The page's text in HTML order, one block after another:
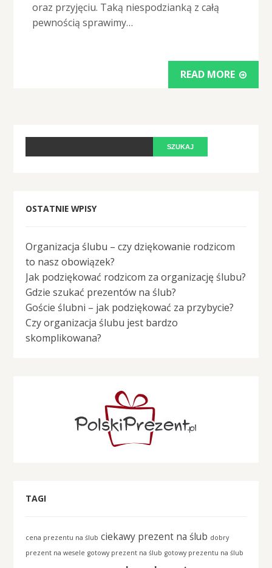
oraz przyjęciu. Taką niespodzianką z całą
pewnością sprawimy…
READ MORE
OSTATNIE WPISY
Organizacja ślubu – czy dziękowanie rodzicom
to nasz obowiązek?
Jak podziękować rodzicom za organizację ślubu?
Gdzie szukać prezentów na ślub?
Goście ślubni – jak podziękować za przybycie?
Czy organizacja ślubu jest bardzo
skomplikowana?
TAGI
cena prezentu na ślub ciekawy prezent na ślub dobry
prezent na wesele gotowy prezent na ślub gotowy prezentu na ślub